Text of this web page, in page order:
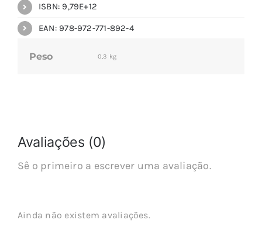
ISBN: 9,79E+12
EAN: 978-972-771-892-4
Peso 0,3 kg
Avaliações (0)
Sê o primeiro a escrever uma avaliação.
Ainda não existem avaliações.